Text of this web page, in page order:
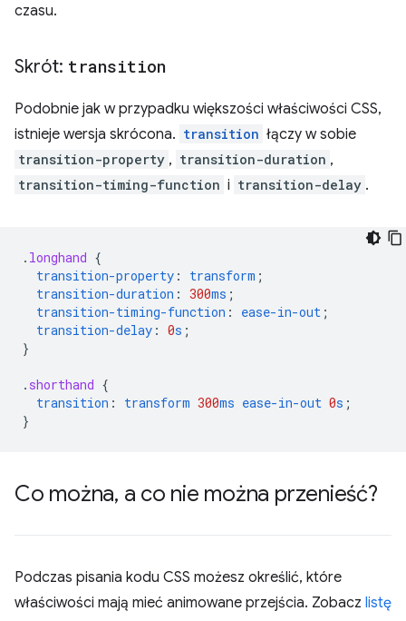
czasu.
Skrót: transition
Podobnie jak w przypadku większości właściwości CSS,
istnieje wersja skrócona. transition łączy w sobie
transition-property , transition-duration ,
transition-timing-function i transition-delay .
. longhand {
transition-property : transform ;
transition-duration : 300ms ;
transition-timing-function : ease-in-out ;
transition-delay : 0s ;
}
. shorthand {
transition : transform 300ms ease-in-out 0s ;
}
Co można, a co nie można przenieść?
Podczas pisania kodu CSS możesz określić, które
właściwości mają mieć animowane przejścia. Zobacz listę